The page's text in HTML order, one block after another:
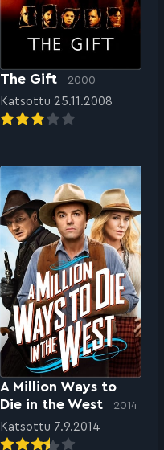
The Gift 2000
Katsottu 25.11.2008
A Million Ways to
Die in the West
2014
Katsottu 7.9.2014